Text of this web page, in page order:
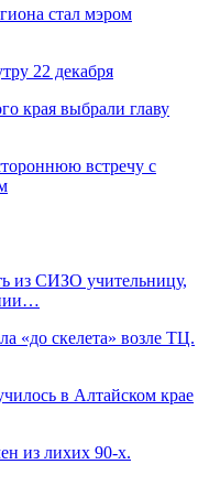
стал мэром
22 декабря
края выбрали главу
встречу с
из СИЗО учительницу,
«до скелета» возле ТЦ.
в Алтайском крае
из лихих 90-х.